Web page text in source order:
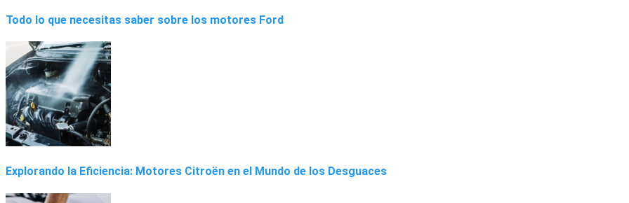
Todo lo que necesitas saber sobre los motores Ford
Explorando la Eficiencia: Motores Citroën en el Mundo de los Desguaces